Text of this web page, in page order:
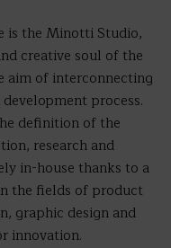
is the Minotti Studio,
creative soul of the
aim of interconnecting
process.
definition of the
research and
in-house thanks to a
the fields of product
graphic design and
innovation.